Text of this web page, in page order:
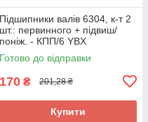
Підшипники валів 6304, к-т 2
шт.: первинного + підвиш/
поніж. - КПП/6 YBX
Готово до відправки
170 ₴ 201,28 ₴
Купити